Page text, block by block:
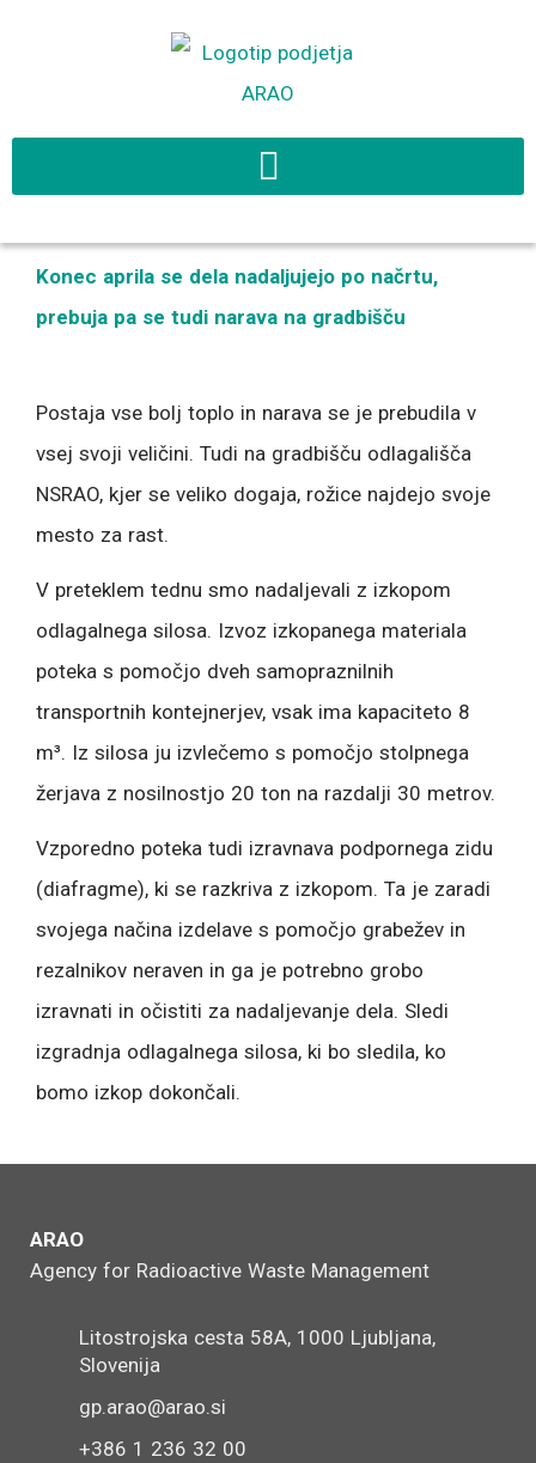
Konec aprila se dela nadaljujejo po načrtu,
prebuja pa se tudi narava na gradbišču
Postaja vse bolj toplo in narava se je prebudila v
vsej svoji veličini. Tudi na gradbišču odlagališča
NSRAO, kjer se veliko dogaja, rožice najdejo svoje
mesto za rast.
V preteklem tednu smo nadaljevali z izkopom
odlagalnega silosa. Izvoz izkopanega materiala
poteka s pomočjo dveh samopraznilnih
transportnih kontejnerjev, vsak ima kapaciteto 8
m³. Iz silosa ju izvlečemo s pomočjo stolpnega
žerjava z nosilnostjo 20 ton na razdalji 30 metrov.
Vzporedno poteka tudi izravnava podpornega zidu
(diafragme), ki se razkriva z izkopom. Ta je zaradi
svojega načina izdelave s pomočjo grabežev in
rezalnikov neraven in ga je potrebno grobo
izravnati in očistiti za nadaljevanje dela. Sledi
izgradnja odlagalnega silosa, ki bo sledila, ko
bomo izkop dokončali.
ARAO
Agency for Radioactive Waste Management
Litostrojska cesta 58A, 1000 Ljubljana,
Slovenija
gp.arao@arao.si
+386 1 236 32 00